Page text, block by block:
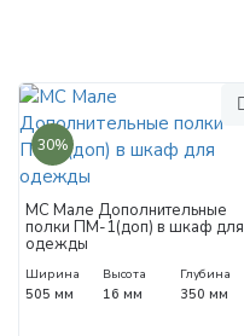
30%
МС Мале Дополнительные
полки ПМ-1(доп) в шкаф для
одежды
Ширина
505 мм
Высота
16 мм
Глубина
350 мм